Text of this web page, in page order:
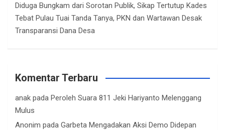
Diduga Bungkam dari Sorotan Publik, Sikap Tertutup Kades
Tebat Pulau Tuai Tanda Tanya, PKN dan Wartawan Desak
Transparansi Dana Desa
Komentar Terbaru
anak pada Peroleh Suara 811 Jeki Hariyanto Melenggang
Mulus
Anonim pada Garbeta Mengadakan Aksi Demo Didepan